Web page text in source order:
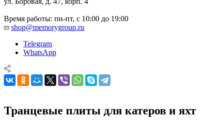
Время работы: пн-пт, с 10:00 до 19:00
shop@memorygroup.ru
Telegram
WhatsApp
Транцевые плиты для катеров и яхт